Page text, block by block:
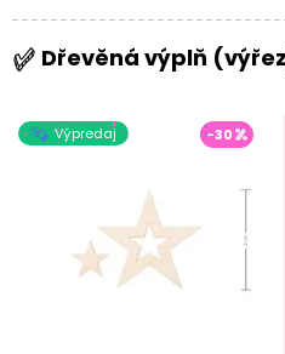
Dřevěná výplň
Výpredaj -30